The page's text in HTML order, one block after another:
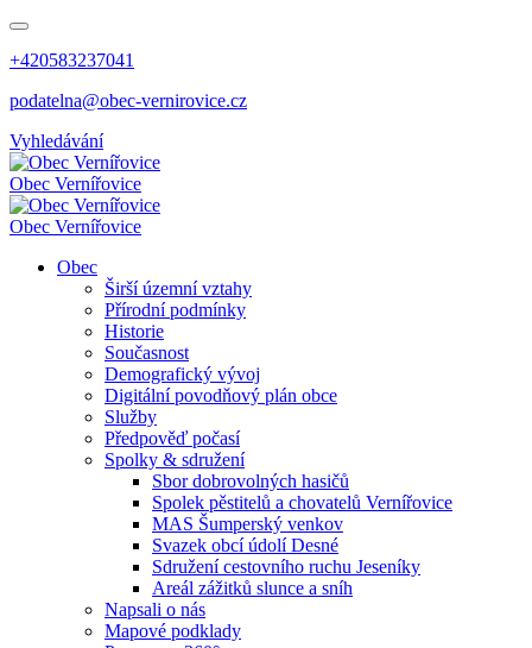
+420583237041
podatelna@obec-vernirovice.cz
Vyhledávání
Obec Vernířovice
Obec Vernířovice
Obec
Širší územní vztahy
Přírodní podmínky
Historie
Současnost
Demografický vývoj
Digitální povodňový plán obce
Služby
Předpověď počasí
Spolky & sdružení
Sbor dobrovolných hasičů
Spolek pěstitelů a chovatelů Vernířovice
MAS Šumperský venkov
Svazek obcí údolí Desné
Sdružení cestovního ruchu Jeseníky
Areál zážitků slunce a sníh
Napsali o nás
Mapové podklady